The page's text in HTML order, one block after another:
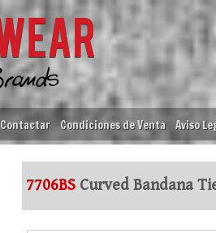
Contactar Condiciones de Venta Aviso
7706BS Curved Bandana